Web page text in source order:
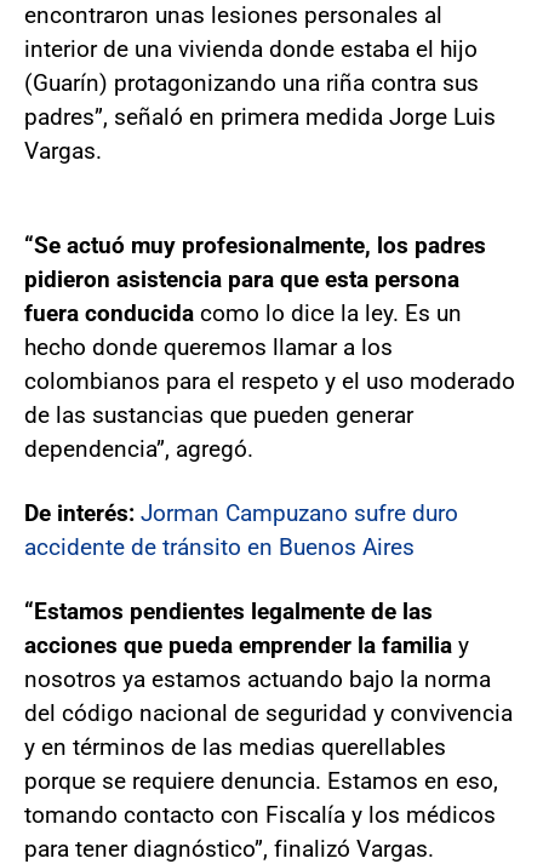
encontraron unas lesiones personales al
interior de una vivienda donde estaba el hijo
(Guarín) protagonizando una riña contra sus
padres”, señaló en primera medida Jorge Luis
Vargas.
“Se actuó muy profesionalmente, los padres
pidieron asistencia para que esta persona
fuera conducida como lo dice la ley. Es un
hecho donde queremos llamar a los
colombianos para el respeto y el uso moderado
de las sustancias que pueden generar
dependencia”, agregó.
De interés: Jorman Campuzano sufre duro
accidente de tránsito en Buenos Aires
“Estamos pendientes legalmente de las
acciones que pueda emprender la familia y
nosotros ya estamos actuando bajo la norma
del código nacional de seguridad y convivencia
y en términos de las medias querellables
porque se requiere denuncia. Estamos en eso,
tomando contacto con Fiscalía y los médicos
para tener diagnóstico”, finalizó Vargas.